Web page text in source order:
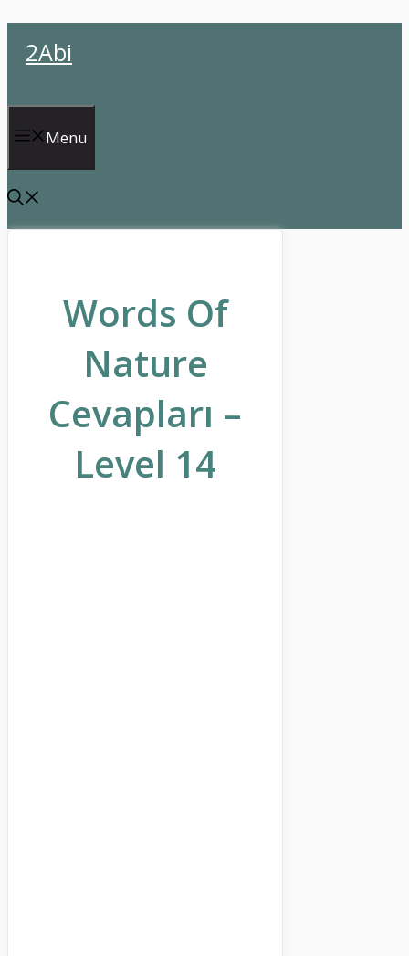
atla2Abi
Menu
Words Of
Nature
Cevapları –
Level 14